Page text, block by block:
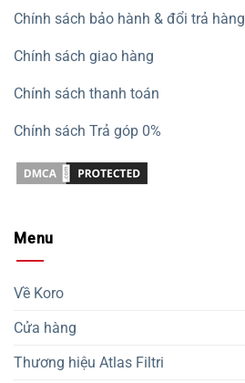
Chính sách bảo hành & đổi trả hàng
Chính sách giao hàng
Chính sách thanh toán
Chính sách Trả góp 0%
Menu
Về Koro
Cửa hàng
Thương hiệu Atlas Filtri